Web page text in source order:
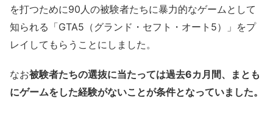
を打つために90人の被験者たちに暴力的なゲームとして
知られる「GTA5（グランド・セフト・オート5）」をプ
レイしてもらうことにしました。
なお被験者たちの選抜に当たっては過去6カ月間、まとも
にゲームをした経験がないことが条件となっていました。